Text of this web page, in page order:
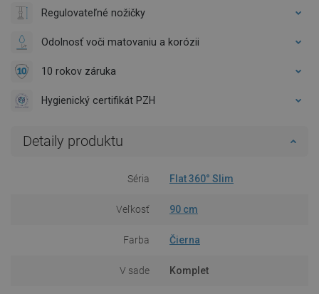
Regulovateľné nožičky
Odolnosť voči matovaniu a korózii
10 rokov záruka
Hygienický certifikát PZH
Detaily produktu
Séria Flat 360° Slim
Veľkosť 90 cm
Farba Čierna
V sade Komplet